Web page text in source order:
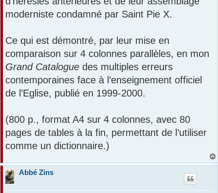
moderniste condamné par Saint Pie X.
Ce qui est démontré, par leur mise en
comparaison sur 4 colonnes parallèles, en mon
Grand Catalogue des multiples erreurs
contemporaines face à l’enseignement officiel
de l’Eglise, publié en 1999-2000.
(800 p., format A4 sur 4 colonnes, avec 80
pages de tables à la fin, permettant de l’utiliser
comme un dictionnaire.)
Abbé Zins